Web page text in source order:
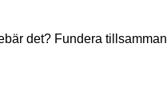
det? Fundera